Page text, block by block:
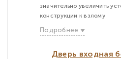
значительно увеличить
конструкции к взлому
Подробнее
Дверь входная